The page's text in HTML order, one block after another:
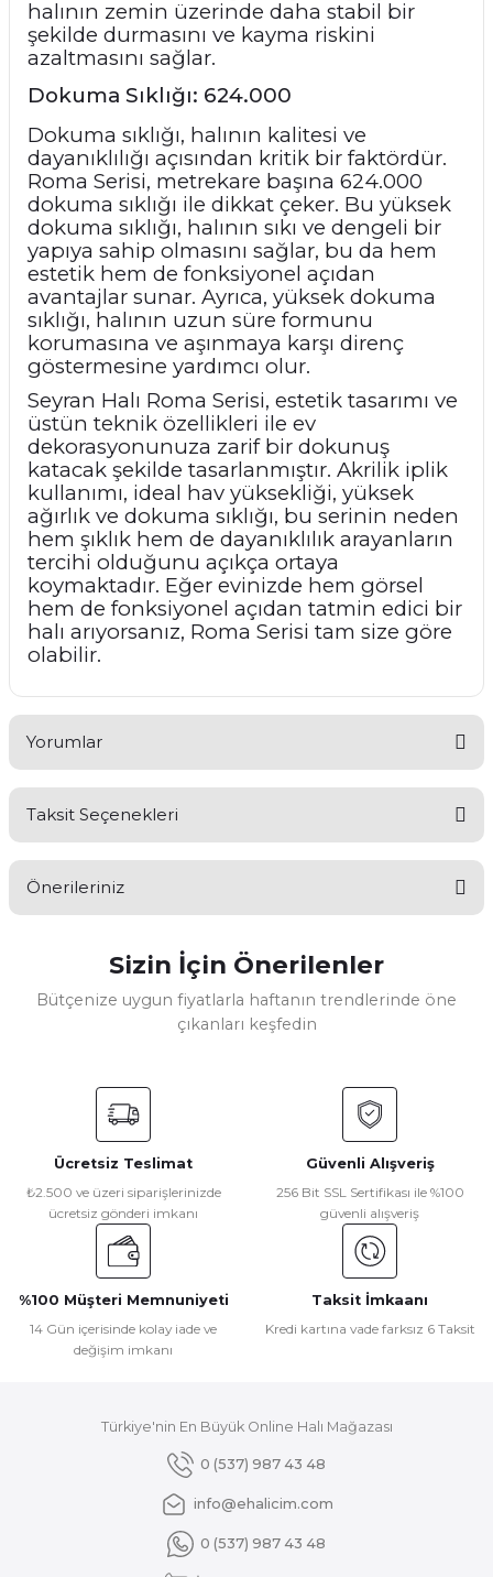
halının zemin üzerinde daha stabil bir
şekilde durmasını ve kayma riskini
azaltmasını sağlar.
Dokuma Sıklığı: 624.000
Dokuma sıklığı, halının kalitesi ve
dayanıklılığı açısından kritik bir faktördür.
Roma Serisi, metrekare başına 624.000
dokuma sıklığı ile dikkat çeker. Bu yüksek
dokuma sıklığı, halının sıkı ve dengeli bir
yapıya sahip olmasını sağlar, bu da hem
estetik hem de fonksiyonel açıdan
avantajlar sunar. Ayrıca, yüksek dokuma
sıklığı, halının uzun süre formunu
korumasına ve aşınmaya karşı direnç
göstermesine yardımcı olur.
Seyran Halı Roma Serisi, estetik tasarımı ve
üstün teknik özellikleri ile ev
dekorasyonunuza zarif bir dokunuş
katacak şekilde tasarlanmıştır. Akrilik iplik
kullanımı, ideal hav yüksekliği, yüksek
ağırlık ve dokuma sıklığı, bu serinin neden
hem şıklık hem de dayanıklılık arayanların
tercihi olduğunu açıkça ortaya
koymaktadır. Eğer evinizde hem görsel
hem de fonksiyonel açıdan tatmin edici bir
halı arıyorsanız, Roma Serisi tam size göre
olabilir.
Yorumlar
Yorum Yaz
Taksit Seçenekleri
Önerileriniz
Bu ürünün fiyat bilgisi, resim, ürün açıklamalarında ve diğer
konularda yetersiz gördüğünüz noktaları öneri formunu
kullanarak tarafımıza iletebilirsiniz.
Görüş ve önerileriniz için teşekkür ederiz.
Ürün açıklamasında eksik bilgiler bulunuyor.
Ürün bilgilerinde hatalar bulunuyor.
Bu ürüne benzer farklı alternatifler olmalı.
Sizin İçin Önerilenler
Bütçenize uygun fiyatlarla haftanın trendlerinde öne
çıkanları keşfedin
Seyran Halı Roma 425 Gold Akrilik Yüksek Kaliteli Modern Şık Halı
₺ 2.904
₺ 2.613
Seyran Halı Roma 425 Mavi Akrilik Yüksek Kaliteli Modern Şık Halı
Ücretsiz Teslimat
₺2.500 ve üzeri siparişlerinizde
ücretsiz gönderi imkanı
Güvenli Alışveriş
256 Bit SSL Sertifikası ile %100
güvenli alışveriş
%100 Müşteri Memnuniyeti
14 Gün içerisinde kolay iade ve
değişim imkanı
Taksit İmkaanı
Kredi kartına vade farksız 6 Taksit
Türkiye'nin En Büyük Online Halı Mağazası
0 (537) 987 43 48
info@ehalicim.com
0 (537) 987 43 48